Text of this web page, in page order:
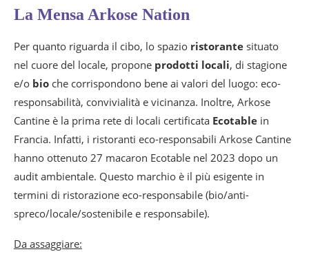
La Mensa Arkose Nation
Per quanto riguarda il cibo, lo spazio ristorante situato
nel cuore del locale, propone prodotti locali, di stagione
e/o bio che corrispondono bene ai valori del luogo: eco-
responsabilità, convivialità e vicinanza. Inoltre, Arkose
Cantine è la prima rete di locali certificata Ecotable in
Francia. Infatti, i ristoranti eco-responsabili Arkose Cantine
hanno ottenuto 27 macaron Ecotable nel 2023 dopo un
audit ambientale. Questo marchio è il più esigente in
termini di ristorazione eco-responsabile (bio/anti-
spreco/locale/sostenibile e responsabile).
Da assaggiare: